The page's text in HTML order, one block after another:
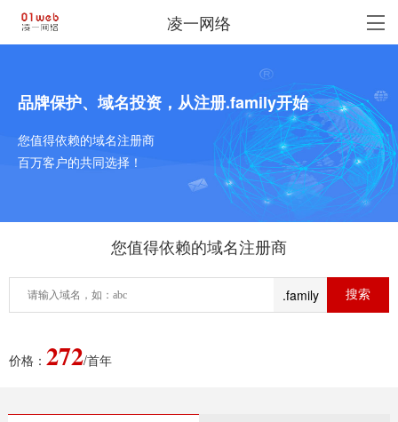
凌一网络
品牌保护、域名投资，从注册.family开始
您值得依赖的域名注册商
百万客户的共同选择！
您值得依赖的域名注册商
.family
价格： 272/首年